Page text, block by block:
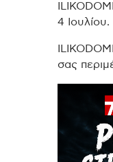
4 Ιουλίου.
σας